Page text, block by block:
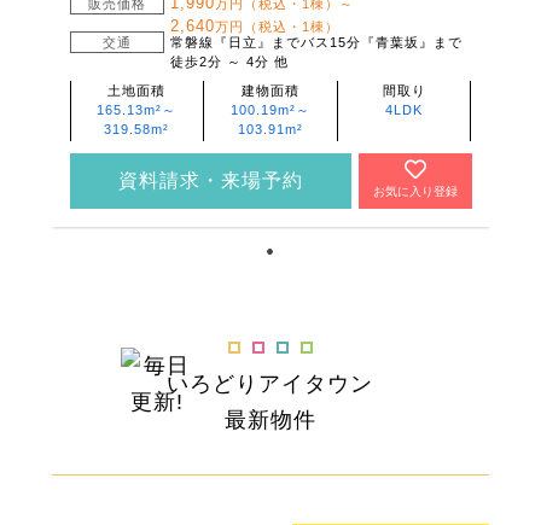
販売価格 万円（税込・1棟）～
2,640万円（税込・1棟）
交通
常磐線『日立』までバス15分『青葉坂』まで
徒歩2分 ～ 4分 他
土地面積
165.13m²～
319.58m²
建物面積
100.19m²～
103.91m²
間取り
4LDK
資料請求・来場予約
お気に入り登録
いろどりアイタウン
最新物件